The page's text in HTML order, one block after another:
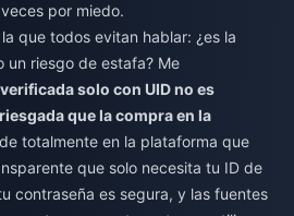
por miedo.
que todos evitan hablar: ¿es la
un riesgo de estafa? Me
solo con UID no es
que la compra en la
totalmente en la plataforma que
que solo necesita tu ID de
contraseña es segura, y las fuentes